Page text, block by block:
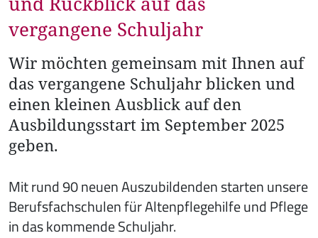
vergangene Schuljahr
Wir möchten gemeinsam mit Ihnen auf
das vergangene Schuljahr blicken und
einen kleinen Ausblick auf den
Ausbildungsstart im September 2025
geben.
Mit rund 90 neuen Auszubildenden starten unsere
Berufsfachschulen für Altenpflegehilfe und Pflege
in das kommende Schuljahr.